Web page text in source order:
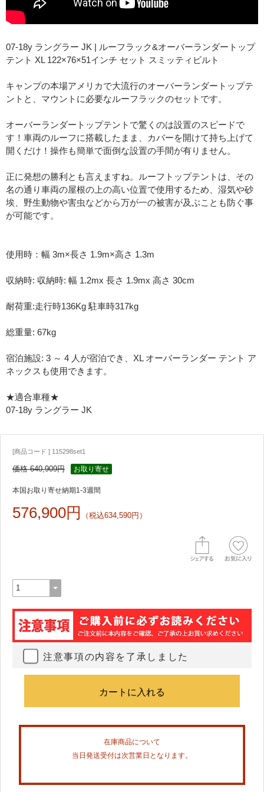
07-18y ラングラー JK | ルーフラック&オーバーランダートップ
テント XL 122×76×51インチ セット スミッティビルト
キャンプの本場アメリカで大流行のオーバーランダートップテ
ントと、マウントに必要なルーフラックのセットです。
オーバーランダートップテントで驚くのは設置のスピードで
す！車両のルーフに搭載したまま、カバーを開けて持ち上げて
開くだけ！操作も簡単で面倒な設置の手間が有りません。
正に発想の勝利とも言えますね。ルーフトップテントは、その
名の通り車両の屋根の上の高い位置で使用するため、湿気や砂
埃、野生動物や害虫などから万が一の被害が及ぶことも防ぐ事
が可能です。
使用時：幅 3m×長さ 1.9m×高さ 1.3m
収納時: 収納時: 幅 1.2mx 長さ 1.9mx 高さ 30cm
耐荷重:走行時136Kg 駐車時317kg
総重量: 67kg
宿泊施設: 3 ～ 4 人が宿泊でき、XL オーバーランダー テント ア
ネックスも使用できます。
★適合車種★
07-18y ラングラー JK
[商品コード ] 115298set1
価格 640,909円 お取り寄せ
本国お取り寄せ納期1-3週間
576,900円 （税込634,590円）
注意事項の内容を了承しました
在庫商品について
当日発送受付は次営業日となります。